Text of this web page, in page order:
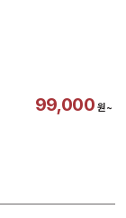
99,000 원~